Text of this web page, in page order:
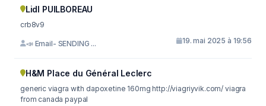
Lidl PUILBOREAU
crb8v9
📣 Email- SENDING ... 19. mai 2025 à 19:56
H&M Place du Général Leclerc
generic viagra with dapoxetine 160mg http://viagriyvik.com/ viagra
from canada paypal